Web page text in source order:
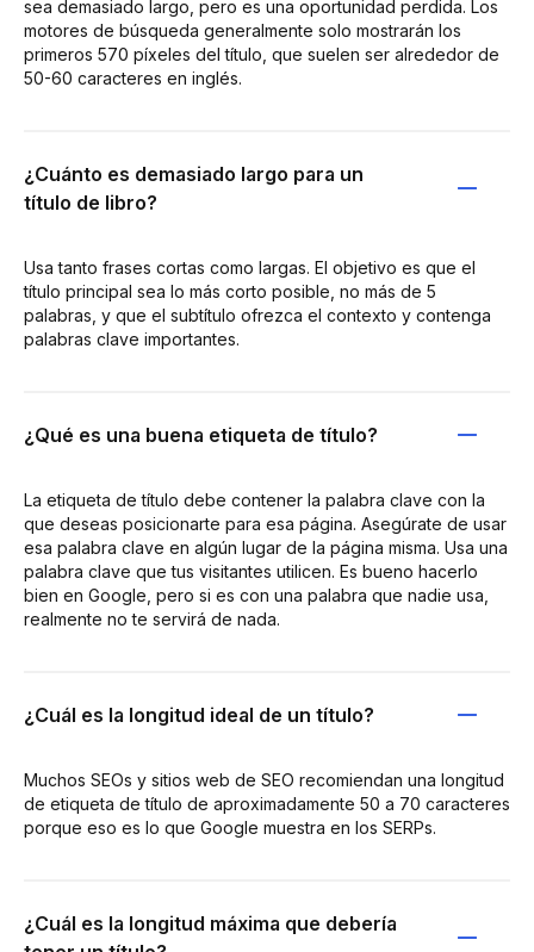
sea demasiado largo, pero es una oportunidad perdida. Los
motores de búsqueda generalmente solo mostrarán los
primeros 570 píxeles del título, que suelen ser alrededor de
50-60 caracteres en inglés.
¿Cuánto es demasiado largo para un
título de libro?
Usa tanto frases cortas como largas. El objetivo es que el
título principal sea lo más corto posible, no más de 5
palabras, y que el subtítulo ofrezca el contexto y contenga
palabras clave importantes.
¿Qué es una buena etiqueta de título?
La etiqueta de título debe contener la palabra clave con la
que deseas posicionarte para esa página. Asegúrate de usar
esa palabra clave en algún lugar de la página misma. Usa una
palabra clave que tus visitantes utilicen. Es bueno hacerlo
bien en Google, pero si es con una palabra que nadie usa,
realmente no te servirá de nada.
¿Cuál es la longitud ideal de un título?
Muchos SEOs y sitios web de SEO recomiendan una longitud
de etiqueta de título de aproximadamente 50 a 70 caracteres
porque eso es lo que Google muestra en los SERPs.
¿Cuál es la longitud máxima que debería